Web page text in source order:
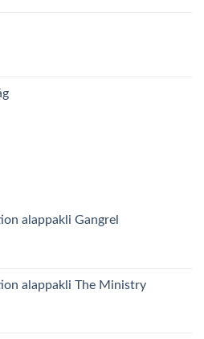
alappakli Gangrel
alappakli The Ministry